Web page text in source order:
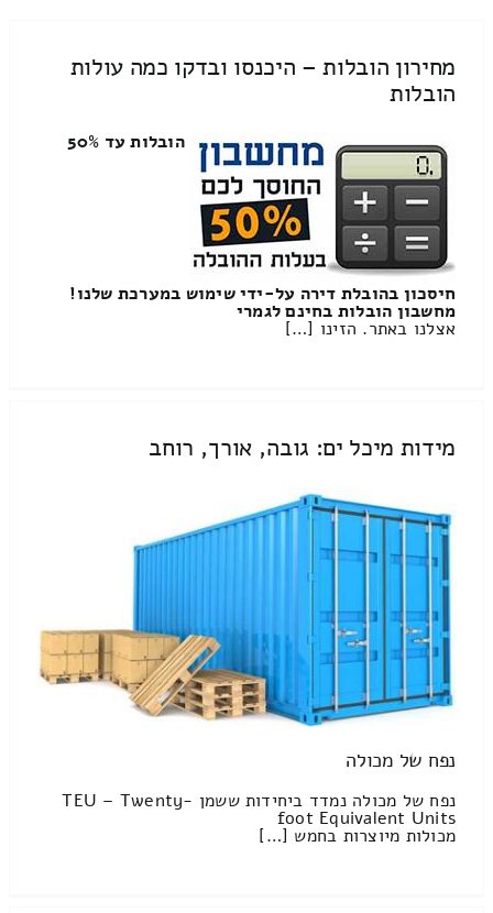
מחירון הובלות – היכנסו ובדקו כמה עולות
הובלות
הובלות עד 50%
חיסכון בהובלת דירה על-ידי שימוש במערכת שלנו!
מחשבון הובלות בחינם לגמרי
אצלנו באתר. הזינו […]
מידות מיכל ים: גובה, אורך, רוחב
נפח של מכולה
נפח של מכולה נמדד ביחידות ששמן TEU – Twenty-
foot Equivalent Units
מכולות מיוצרות בחמש […]